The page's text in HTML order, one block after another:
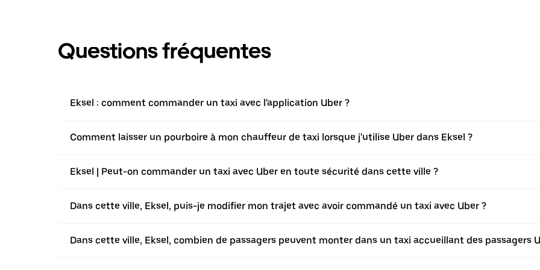
Questions fréquentes
Eksel : comment commander un taxi avec l'application Uber ?
Comment laisser un pourboire à mon chauffeur de taxi lorsque j'utilise Uber dans Eksel ?
Eksel | Peut-on commander un taxi avec Uber en toute sécurité dans cette ville ?
Dans cette ville, Eksel, puis-je modifier mon trajet avec avoir commandé un taxi avec Uber ?
Dans cette ville, Eksel, combien de passagers peuvent monter dans un taxi accueillant des passagers